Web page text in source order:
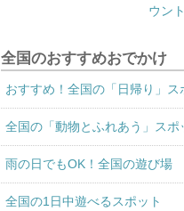
全国のおすすめおでかけ
おすすめ！全国の「日帰り」ス
全国の「動物とふれあう」スポ
雨の日でもOK！全国の遊び場
全国の1日中遊べるスポット